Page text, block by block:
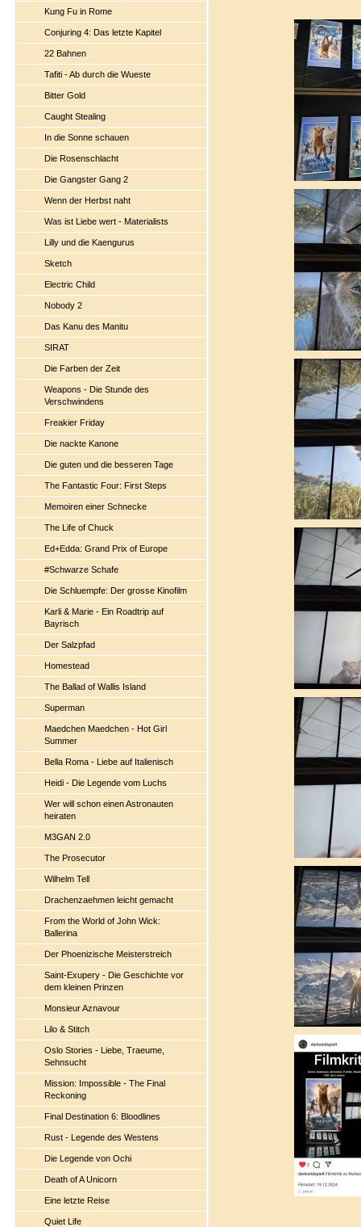
Kung Fu in Rome
Conjuring 4: Das letzte Kapitel
22 Bahnen
Tafiti - Ab durch die Wueste
Bitter Gold
Caught Stealing
In die Sonne schauen
Die Rosenschlacht
Die Gangster Gang 2
Wenn der Herbst naht
Was ist Liebe wert - Materialists
Lilly und die Kaengurus
Sketch
Electric Child
Nobody 2
Das Kanu des Manitu
SIRAT
Die Farben der Zeit
Weapons - Die Stunde des
Verschwindens
Freakier Friday
Die nackte Kanone
Die guten und die besseren Tage
The Fantastic Four: First Steps
Memoiren einer Schnecke
The Life of Chuck
Ed+Edda: Grand Prix of Europe
#Schwarze Schafe
Die Schluempfe: Der grosse Kinofilm
Karli & Marie - Ein Roadtrip auf
Bayrisch
Der Salzpfad
Homestead
The Ballad of Wallis Island
Superman
Maedchen Maedchen - Hot Girl
Summer
Bella Roma - Liebe auf Italienisch
Heidi - Die Legende vom Luchs
Wer will schon einen Astronauten
heiraten
M3GAN 2.0
The Prosecutor
Wilhelm Tell
Drachenzaehmen leicht gemacht
From the World of John Wick:
Ballerina
Der Phoenizische Meisterstreich
Saint-Exupery - Die Geschichte vor
dem kleinen Prinzen
Monsieur Aznavour
Lilo & Stitch
Oslo Stories - Liebe, Traeume,
Sehnsucht
Mission: Impossible - The Final
Reckoning
Final Destination 6: Bloodlines
Rust - Legende des Westens
Die Legende von Ochi
Death of A Unicorn
Eine letzte Reise
Quiet Life